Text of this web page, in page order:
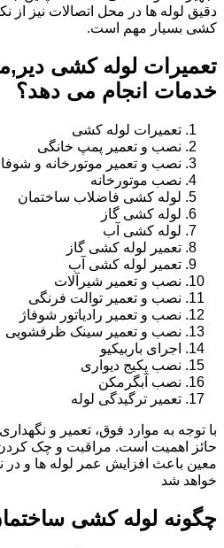
دقیق لوله ها در محل اتصالات نیز
کشی بسیار مهم است.
تعمیرات لوله کشی
خدمات انجام می دهد؟
تعمیرات لوله کشی
نصب و تعمیر پمپ خانگی
نصب و تعمیر موتورخانه و
نصب موتورخانه
لوله کشی فاضلاب ساختمان
لوله کشی گاز
لوله کشی آب
تعمیر لوله کشی گاز
تعمیر لوله کشی آب
نصب و تعمیر شیرآلات
نصب و تعمیر توالت فرنگی
نصب و تعمیر رادیاتور شوفاژ
نصب و تعمیر سینک ظرفشویی
اجرای باربیکیو
نصب پکیج دیواری
نصب آبگرمکن
تعمیر ترگیدگی لوله
با توجه به موارد فوق، تعمیر و
حائز اهمیت است. مراقبت و چک کردن
معین باعث افزایش عمر لوله ها و در
خواهد شد
چگونه لوله کشی